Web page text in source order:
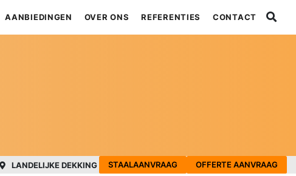
AANBIEDINGEN OVER ONS REFERENTIES CONTACT
LANDELIJKE DEKKING STAALAANVRAAG OFFERTE AANVRAAG